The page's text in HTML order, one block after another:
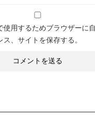
使用するためブラウザーに
、サイトを保存する。